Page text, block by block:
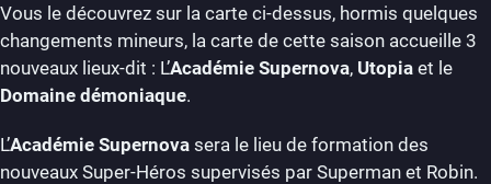
Vous le découvrez sur la carte ci-dessus, hormis quelques
changements mineurs, la carte de cette saison accueille 3
nouveaux lieux-dit : L’Académie Supernova, Utopia et le
Domaine démoniaque.
L’Académie Supernova sera le lieu de formation des
nouveaux Super-Héros supervisés par Superman et Robin.